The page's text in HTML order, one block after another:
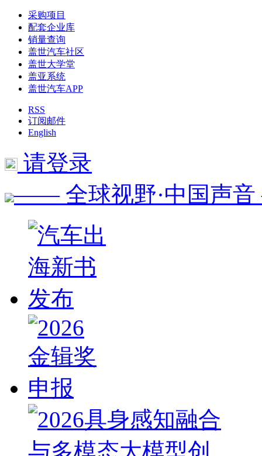
采购项目
配套企业库
销量查询
盖世汽车社区
盖世大学堂
盖亚系统
盖世汽车APP
RSS
订阅邮件
English
请登录
—— 全球视野·中国声